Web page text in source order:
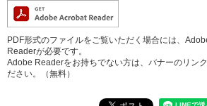
PDF形式のファイルをご覧いただく場合には、
Readerが必要です。
Adobe Readerをお持ちでない方は、バナーのリン
ださい。（無料）